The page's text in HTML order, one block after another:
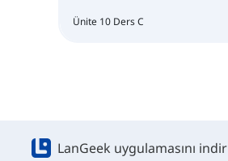
Ünite 10 Ders C
LanGeek uygulamasını indir